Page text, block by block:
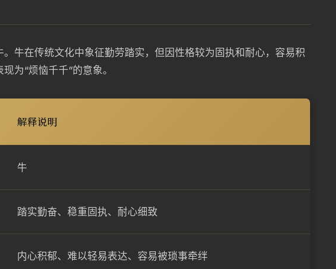
牛在传统文化中象征勤劳踏实，但因性格较为固执和耐心，容易积
为“烦恼千千”的意象。
解释说明
牛
踏实勤奋、稳重固执、耐心细致
内心积郁、难以轻易表达、容易被琐事牵绊